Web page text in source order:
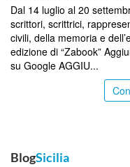
Dal 14 luglio al 20
scrittori, scrittrici,
civili, della memoria e
edizione di “Zabook”
su Google AGGIU...
BlogSicilia